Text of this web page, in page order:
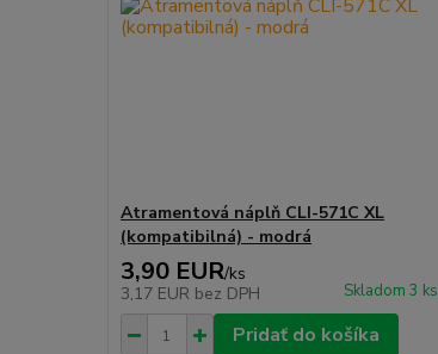
Atramentová náplň CLI-571C XL
(kompatibilná) - modrá
3,90 EUR/ks
3,17 EUR bez DPH Skladom 3 ks
Pridať do košíka